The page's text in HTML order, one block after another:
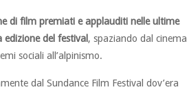
di film premiati e applauditi nelle ultime
del festival , spaziando dal cinema
sociali all’alpinismo.
dal Sundance Film Festival dov’era